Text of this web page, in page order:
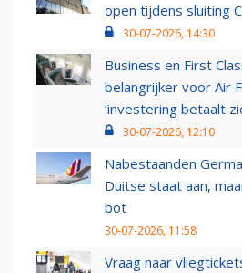
open tijdens sluiting
30-07-2026, 14:30
Business en First
belangrijker voor Air
‘investering betaalt
30-07-2026, 12:10
Nabestaanden
Duitse staat aan,
bot
30-07-2026, 11:58
Vraag naar